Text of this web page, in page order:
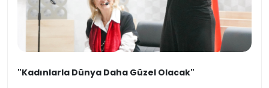
"Kadınlarla Dünya Daha Güzel Olacak"